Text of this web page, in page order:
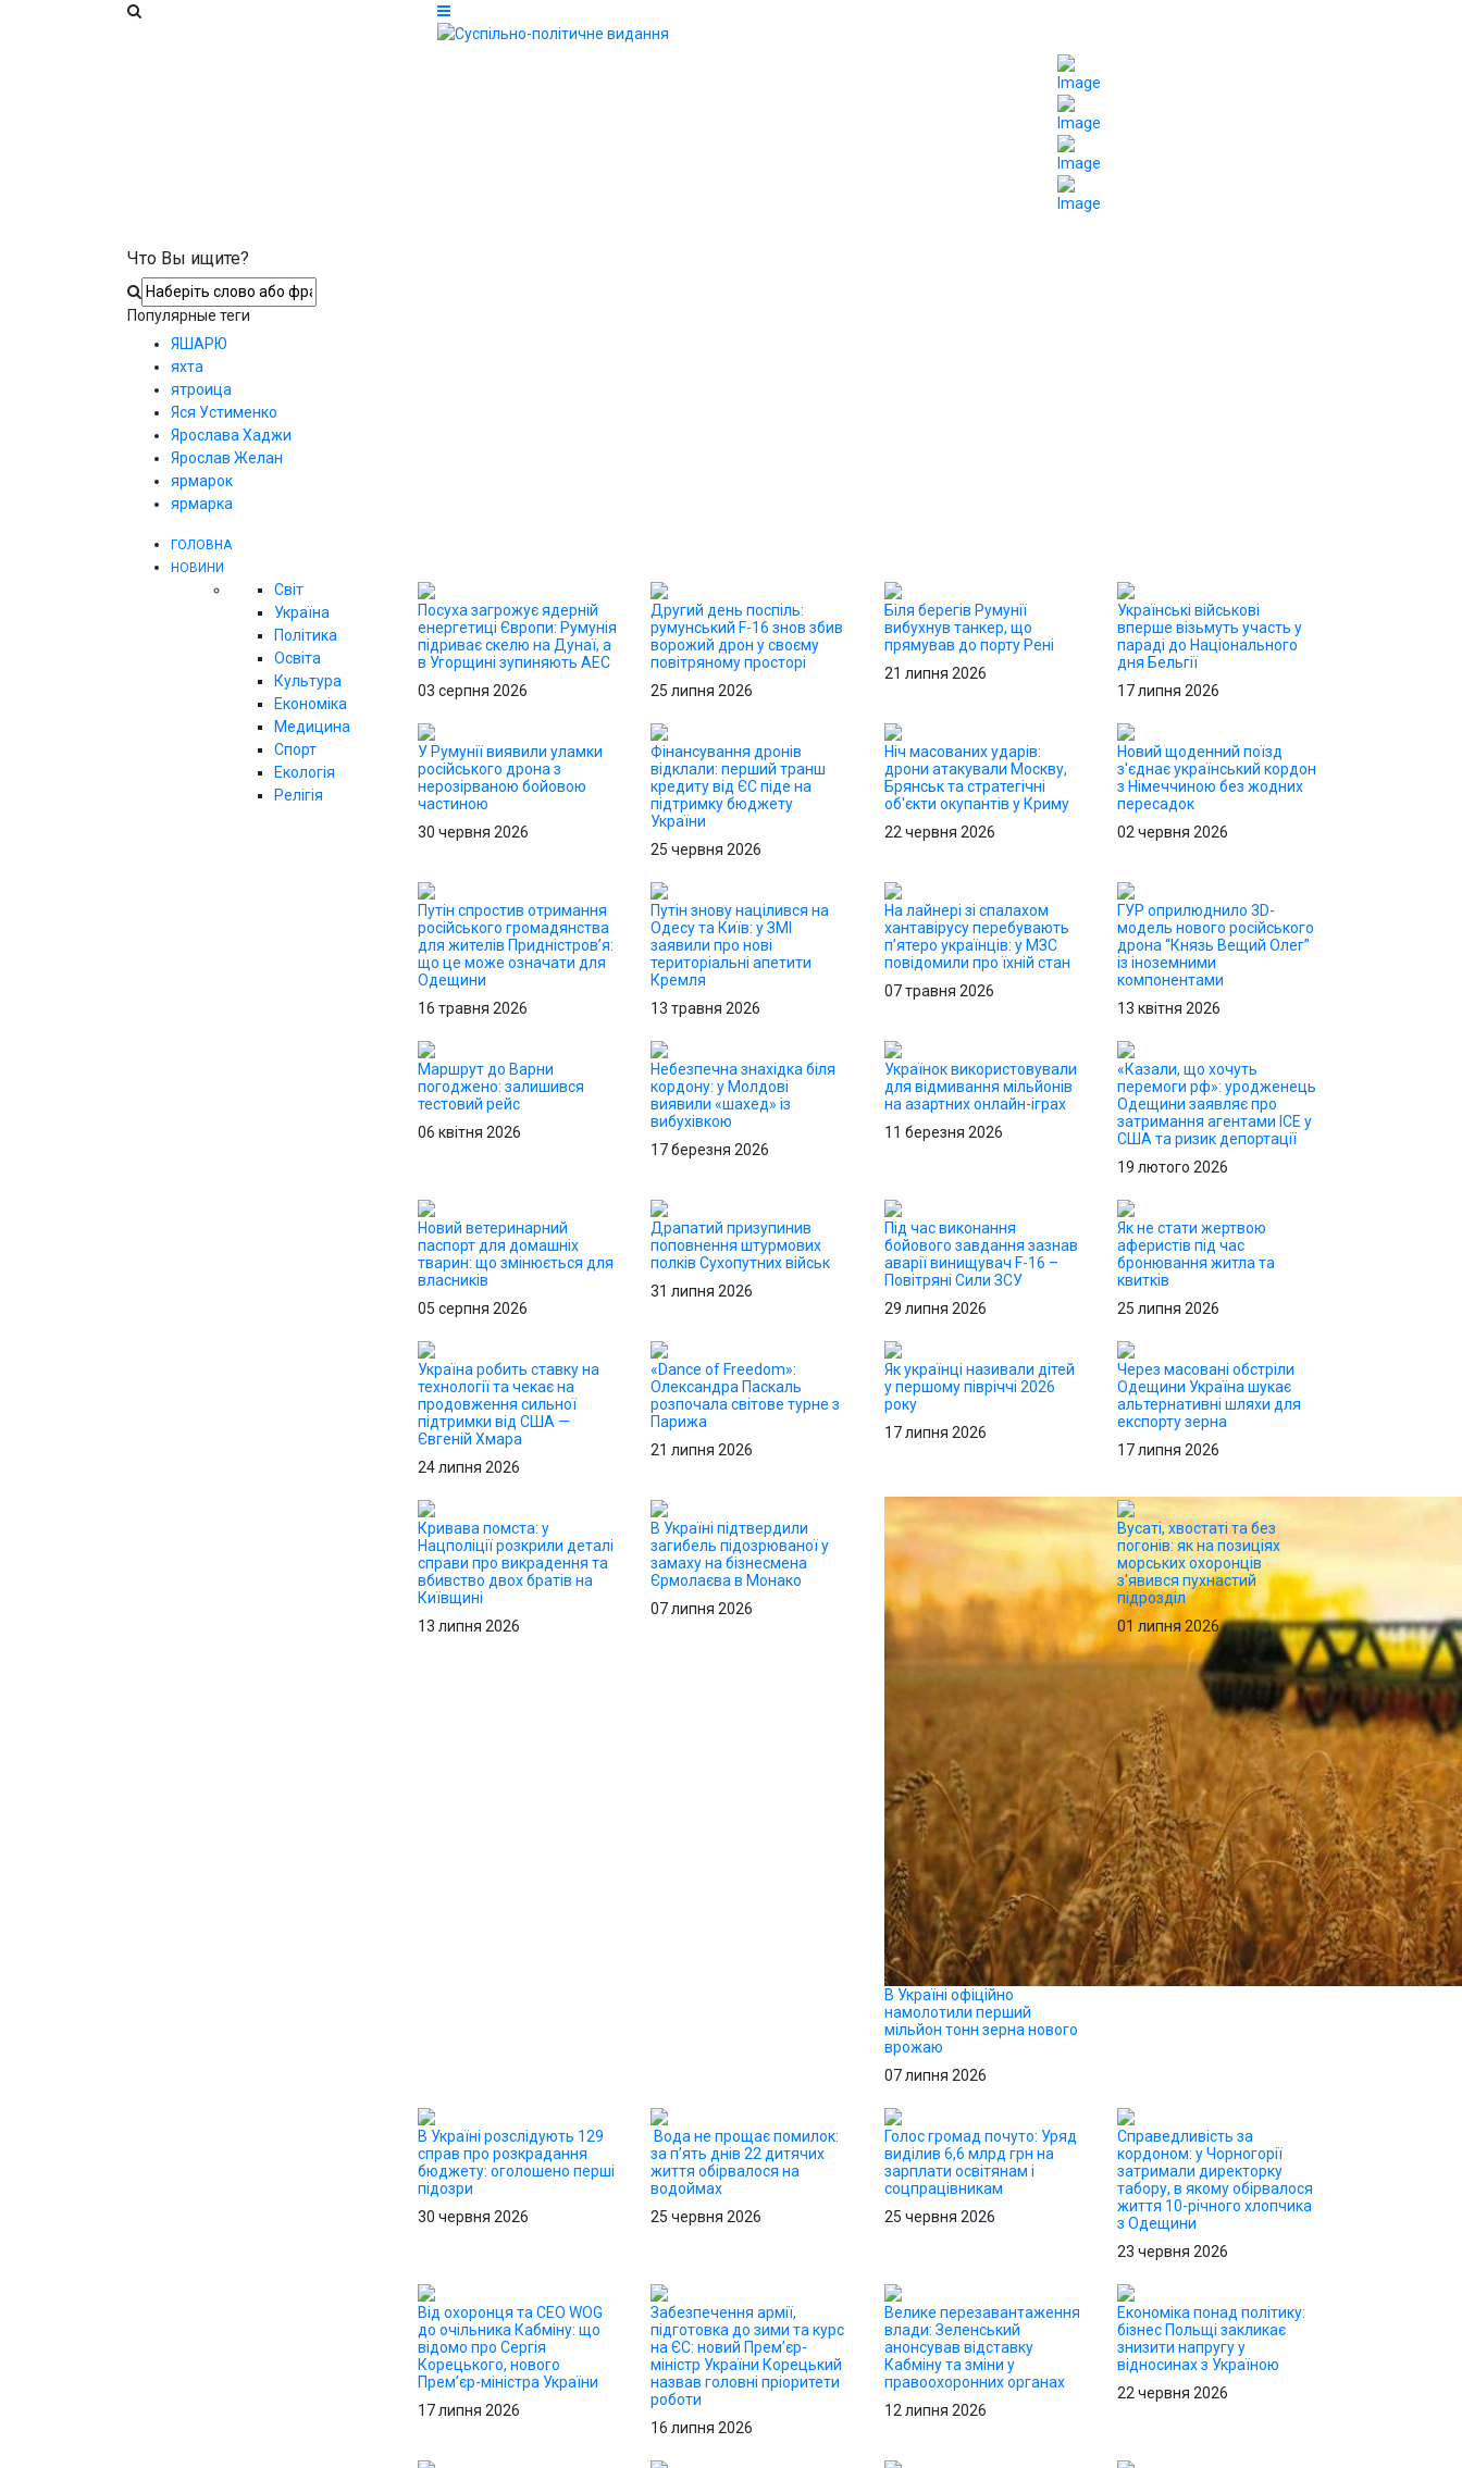
Что Вы ищите?
Популярные теги
ЯШАРЮ
яхта
ятроица
Яся Устименко
Ярослава Хаджи
Ярослав Желан
ярмарок
ярмарка
ГОЛОВНА
НОВИНИ
Світ
Україна
Політика
Освіта
Культура
Економіка
Медицина
Спорт
Екологія
Релігія
Посуха загрожує ядерній
енергетиці Європи: Румунія
підриває скелю на Дунаї, а
в Угорщині зупиняють АЕС
03 серпня 2026
Другий день поспіль:
румунський F-16 знов збив
ворожий дрон у своєму
повітряному просторі
25 липня 2026
Біля берегів Румунії
вибухнув танкер, що
прямував до порту Рені
21 липня 2026
Українські військові
вперше візьмуть участь у
параді до Національного
дня Бельгії
17 липня 2026
У Румунії виявили уламки
російського дрона з
нерозірваною бойовою
частиною
30 червня 2026
Фінансування дронів
відклали: перший транш
кредиту від ЄС піде на
підтримку бюджету
України
25 червня 2026
Ніч масованих ударів:
дрони атакували Москву,
Брянськ та стратегічні
об'єкти окупантів у Криму
22 червня 2026
Новий щоденний поїзд
з'єднає український кордон
з Німеччиною без жодних
пересадок
02 червня 2026
Путін спростив отримання
російського громадянства
для жителів Придністров’я:
що це може означати для
Одещини
16 травня 2026
Путін знову націлився на
Одесу та Київ: у ЗМІ
заявили про нові
територіальні апетити
Кремля
13 травня 2026
На лайнері зі спалахом
хантавірусу перебувають
п’ятеро українців: у МЗС
повідомили про їхній стан
07 травня 2026
ГУР оприлюднило 3D-
модель нового російського
дрона “Князь Вещий Олег”
із іноземними
компонентами
13 квітня 2026
Маршрут до Варни
погоджено: залишився
тестовий рейс
06 квітня 2026
Небезпечна знахідка біля
кордону: у Молдові
виявили «шахед» із
вибухівкою
17 березня 2026
Українок використовували
для відмивання мільйонів
на азартних онлайн-іграх
11 березня 2026
«Казали, що хочуть
перемоги рф»: уродженець
Одещини заявляє про
затримання агентами ICE у
США та ризик депортації
19 лютого 2026
Новий ветеринарний
паспорт для домашніх
тварин: що змінюється для
власників
05 серпня 2026
Драпатий призупинив
поповнення штурмових
полків Сухопутних військ
31 липня 2026
Під час виконання
бойового завдання зазнав
аварії винищувач F-16 –
Повітряні Сили ЗСУ
29 липня 2026
Як не стати жертвою
аферистів під час
бронювання житла та
квитків
25 липня 2026
Україна робить ставку на
технології та чекає на
продовження сильної
підтримки від США —
Євгеній Хмара
24 липня 2026
«Dance of Freedom»:
Олександра Паскаль
розпочала світове турне з
Парижа
21 липня 2026
Як українці називали дітей
у першому півріччі 2026
року
17 липня 2026
Через масовані обстріли
Одещини Україна шукає
альтернативні шляхи для
експорту зерна
17 липня 2026
Кривава помста: у
Нацполіції розкрили деталі
справи про викрадення та
вбивство двох братів на
Київщині
13 липня 2026
В Україні підтвердили
загибель підозрюваної у
замаху на бізнесмена
Єрмолаєва в Монако
07 липня 2026
В Україні офіційно
намолотили перший
мільйон тонн зерна нового
врожаю
07 липня 2026
Вусаті, хвостаті та без
погонів: як на позиціях
морських охоронців
з'явився пухнастий
підрозділ
01 липня 2026
В Україні розслідують 129
справ про розкрадання
бюджету: оголошено перші
підозри
30 червня 2026
Вода не прощає помилок:
за п’ять днів 22 дитячих
життя обірвалося на
водоймах
25 червня 2026
Голос громад почуто: Уряд
виділив 6,6 млрд грн на
зарплати освітянам і
соцпрацівникам
25 червня 2026
Справедливість за
кордоном: у Чорногорії
затримали директорку
табору, в якому обірвалося
життя 10-річного хлопчика
з Одещини
23 червня 2026
Від охоронця та CEO WOG
до очільника Кабміну: що
відомо про Сергія
Корецького, нового
Прем’єр-міністра України
17 липня 2026
Забезпечення армії,
підготовка до зими та курс
на ЄС: новий Прем’єр-
міністр України Корецький
назвав головні пріоритети
роботи
16 липня 2026
Велике перезавантаження
влади: Зеленський
анонсував відставку
Кабміну та зміни у
правоохоронних органах
12 липня 2026
Економіка понад політику:
бізнес Польщі закликає
знизити напругу у
відносинах з Україною
22 червня 2026